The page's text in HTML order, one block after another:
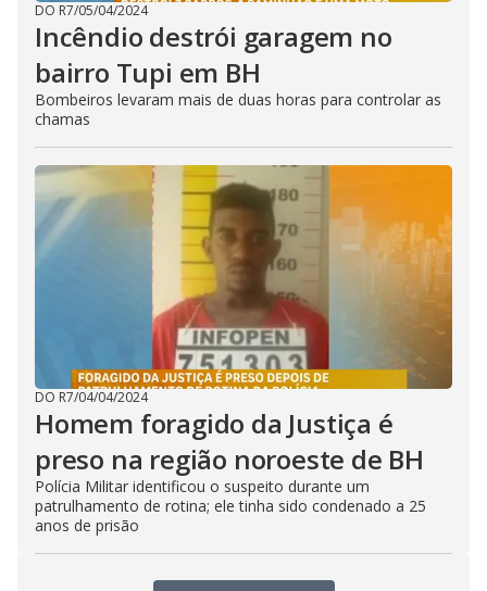
DO R7/05/04/2024
Incêndio destrói garagem no
bairro Tupi em BH
Bombeiros levaram mais de duas horas para controlar as
chamas
DO R7/04/04/2024
Homem foragido da Justiça é
preso na região noroeste de BH
Polícia Militar identificou o suspeito durante um
patrulhamento de rotina; ele tinha sido condenado a 25
anos de prisão